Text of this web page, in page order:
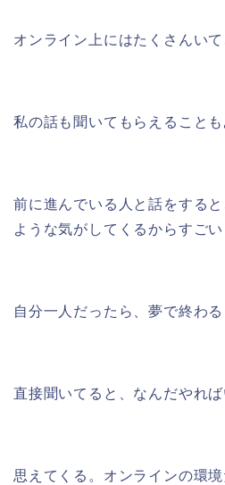
オンライン上にはたくさんい
私の話も聞いてもらえることも
前に進んでいる人と話をする
ような気がしてくるからすごい
自分一人だったら、夢で終わる
直接聞いてると、なんだやれ
思えてくる。オンラインの環